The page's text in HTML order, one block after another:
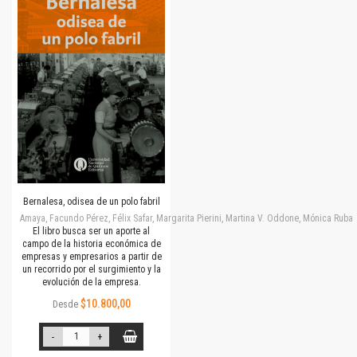
Bernalesa, odisea de un polo fabril
Amaya, Facundo Pérez, Félix Safar, Margarita Pierini, Martina V. Oddone, Mónica
El libro busca ser un aporte al
campo de la historia económica de
empresas y empresarios a partir de
un recorrido por el surgimiento y la
evolución de la empresa.
Desde $10.800,00
- +